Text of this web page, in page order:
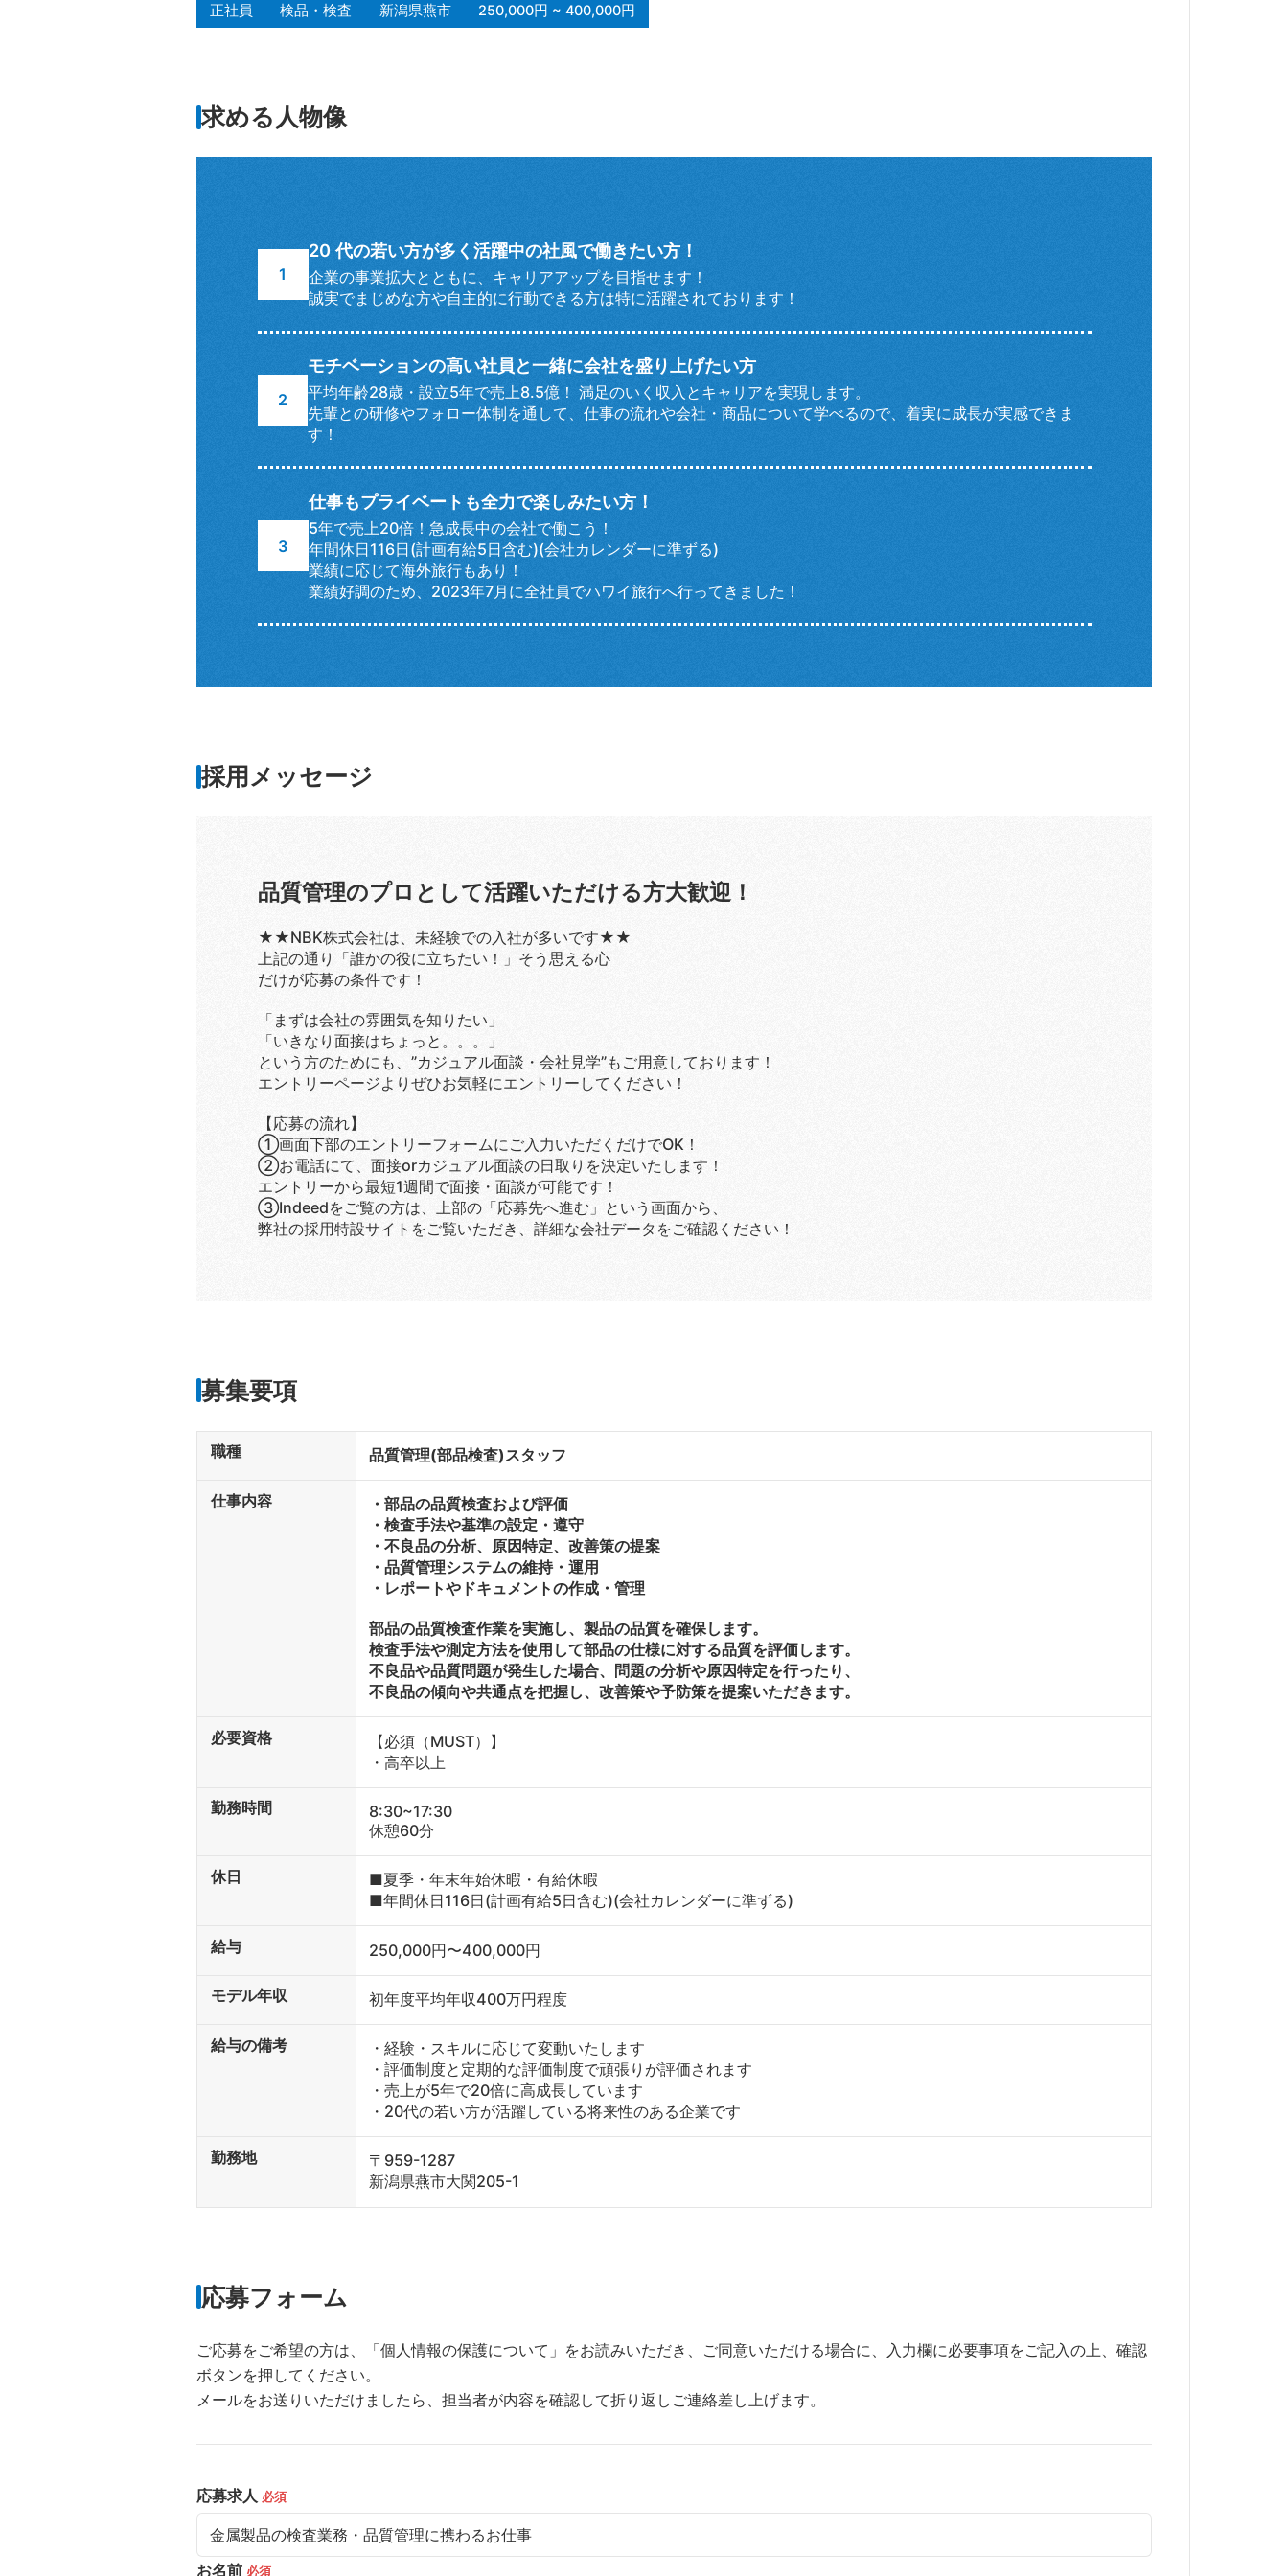
正社員 検品・検査 新潟県燕市 250,000円 ~ 400,000円
求める人物像
20 代の若い方が多く活躍中の社風で働きたい方！
企業の事業拡大とともに、キャリアアップを目指せます！
誠実でまじめな方や自主的に行動できる方は特に活躍されております！
モチベーションの高い社員と一緒に会社を盛り上げたい方
平均年齢28歳・設立5年で売上8.5億！ 満足のいく収入とキャリアを実現します。
先輩との研修やフォロー体制を通して、仕事の流れや会社・商品について学べるので、着実に成長が実感できま
す！
仕事もプライベートも全力で楽しみたい方！
5年で売上20倍！急成長中の会社で働こう！
年間休日116日(計画有給5日含む)(会社カレンダーに準ずる)
業績に応じて海外旅行もあり！
業績好調のため、2023年7月に全社員でハワイ旅行へ行ってきました！
採用メッセージ
品質管理のプロとして活躍いただける方大歓迎！
★★NBK株式会社は、未経験での入社が多いです★★
上記の通り「誰かの役に立ちたい！」そう思える心
だけが応募の条件です！
「まずは会社の雰囲気を知りたい」
「いきなり面接はちょっと。。。」
という方のためにも、”カジュアル面談・会社見学”もご用意しております！
エントリーページよりぜひお気軽にエントリーしてください！
【応募の流れ】
①画面下部のエントリーフォームにご入力いただくだけでOK！
②お電話にて、面接orカジュアル面談の日取りを決定いたします！
エントリーから最短1週間で面接・面談が可能です！
③Indeedをご覧の方は、上部の「応募先へ進む」という画面から、
弊社の採用特設サイトをご覧いただき、詳細な会社データをご確認ください！
募集要項
職種 品質管理(部品検査)スタッフ
仕事内容
・部品の品質検査および評価
・検査手法や基準の設定・遵守
・不良品の分析、原因特定、改善策の提案
・品質管理システムの維持・運用
・レポートやドキュメントの作成・管理
部品の品質検査作業を実施し、製品の品質を確保します。
検査手法や測定方法を使用して部品の仕様に対する品質を評価します。
不良品や品質問題が発生した場合、問題の分析や原因特定を行ったり、
不良品の傾向や共通点を把握し、改善策や予防策を提案いただきます。
必要資格
【必須（MUST）】
・高卒以上
勤務時間
8:30~17:30
休憩60分
休日
■夏季・年末年始休暇・有給休暇
■年間休日116日(計画有給5日含む)(会社カレンダーに準ずる)
給与 250,000円〜400,000円
モデル年収 初年度平均年収400万円程度
給与の備考
・経験・スキルに応じて変動いたします
・評価制度と定期的な評価制度で頑張りが評価されます
・売上が5年で20倍に高成長しています
・20代の若い方が活躍している将来性のある企業です
勤務地
〒959-1287
新潟県燕市大関205-1
応募フォーム
ご応募をご希望の方は、「個人情報の保護について」をお読みいただき、ご同意いただける場合に、入力欄に必要事項をご記入の上、確認
ボタンを押してください。
メールをお送りいただけましたら、担当者が内容を確認して折り返しご連絡差し上げます。
応募求人 必須
お名前 必須